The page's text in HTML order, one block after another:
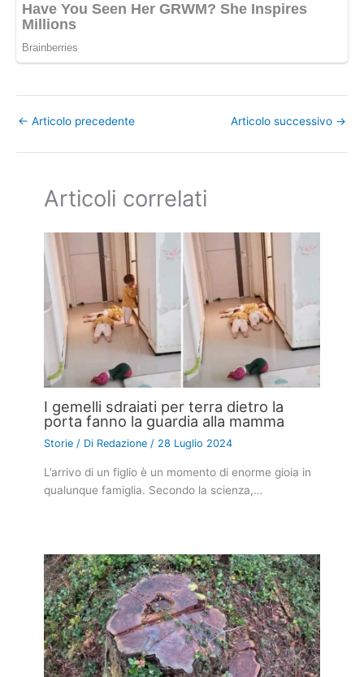
← Articolo precedente Articolo successivo →
Articoli correlati
I gemelli sdraiati per terra dietro la
porta fanno la guardia alla mamma
Storie / Di Redazione / 28 Luglio 2024
L’arrivo di un figlio è un momento di enorme gioia in
qualunque famiglia. Secondo la scienza,…